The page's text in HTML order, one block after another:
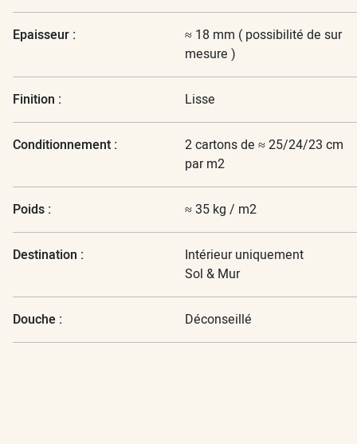
Epaisseur :
≈ 18 mm ( possibilité de sur
mesure )
Finition : Lisse
Conditionnement :
2 cartons de ≈ 25/24/23 cm
par m2
Poids : ≈ 35 kg / m2
Destination :
Intérieur uniquement
Sol & Mur
Douche : Déconseillé